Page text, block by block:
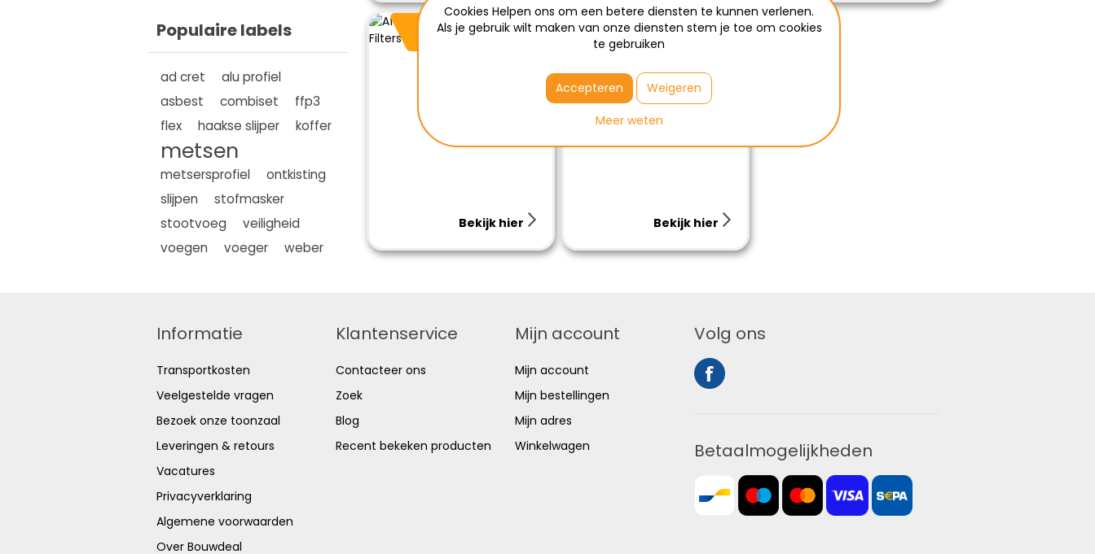
Populaire labels
ad cret
alu profiel
asbest
combiset
ffp3
flex
haakse slijper koffer
metsen
metsersprofiel
ontkisting
slijpen
stofmasker
stootvoeg
veiligheid
voegen
voeger weber
Filters
Bekijk hier
PE putten
Bekijk hier
Informatie
Transportkosten
Veelgestelde vragen
Bezoek onze toonzaal
Leveringen & retours
Vacatures
Privacyverklaring
Algemene voorwaarden
Over Bouwdeal
Klantenservice
Contacteer ons
Zoek
Blog
Recent bekeken producten
Mijn account
Mijn account
Mijn bestellingen
Mijn adres
Winkelwagen
Volg ons
Betaalmogelijkheden
Cookies Helpen ons om een betere diensten te kunnen verlenen.
Als je gebruik wilt maken van onze diensten stem je toe om cookies
te gebruiken
Accepteren
Weigeren
Meer weten